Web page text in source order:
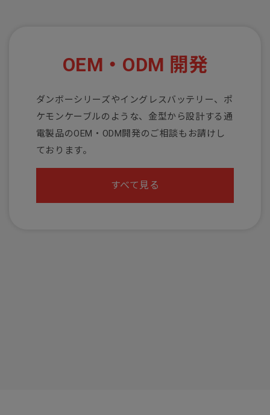
OEM・ODM 開発
ダンボーシリーズやイングレスバッテリー、ポ
ケモンケーブルのような、金型から設計する通
電製品のOEM・ODM開発のご相談もお請けし
ております。
すべて見る